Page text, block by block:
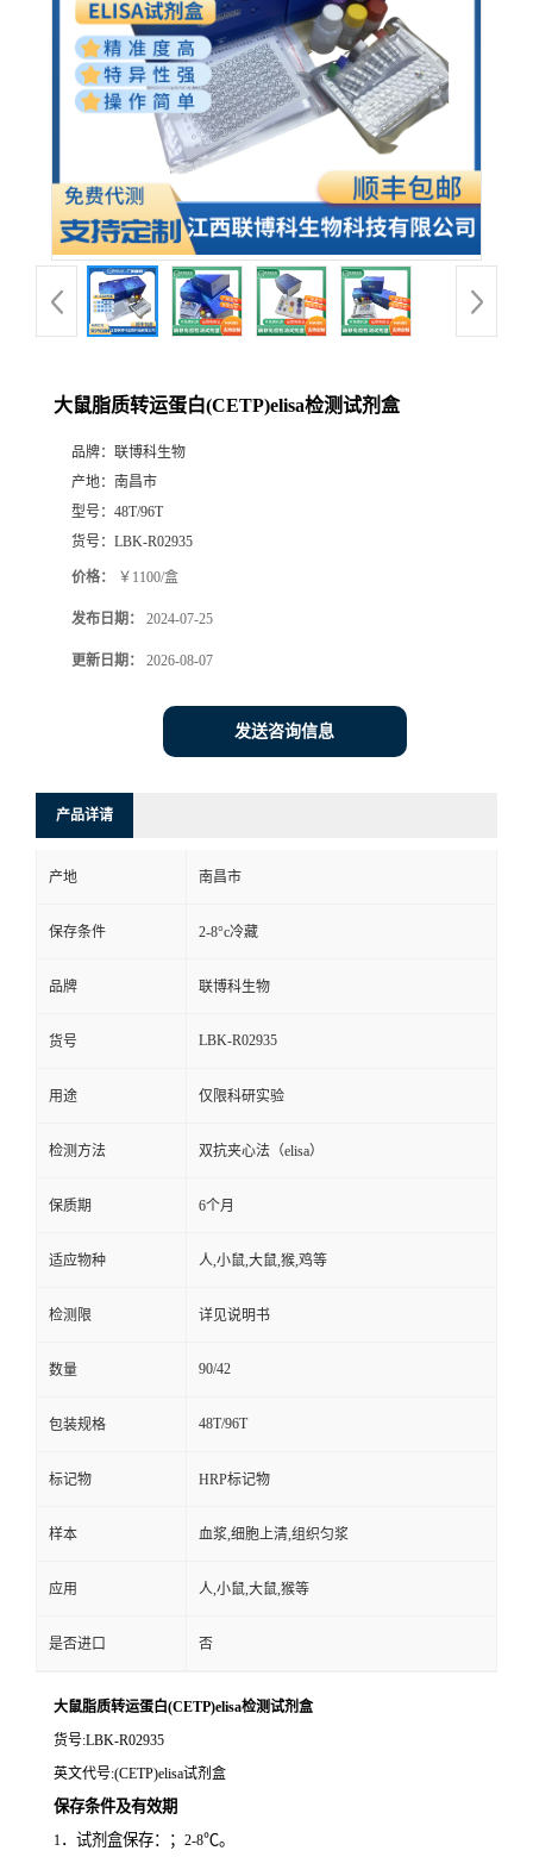
大鼠脂质转运蛋白(CETP)elisa检测试剂盒
品牌： 联博科生物
产地： 南昌市
型号： 48T/96T
货号： LBK-R02935
价格： ￥1100/盒
发布日期： 2024-07-25
更新日期： 2026-08-07
发送咨询信息
产品详请
产地 南昌市
保存条件 2-8°c冷藏
品牌 联博科生物
货号 LBK-R02935
用途 仅限科研实验
检测方法 双抗夹心法（elisa）
保质期 6个月
适应物种 人,小鼠,大鼠,猴,鸡等
检测限 详见说明书
数量 90/42
包装规格 48T/96T
标记物 HRP标记物
样本 血浆,细胞上清,组织匀浆
应用 人,小鼠,大鼠,猴等
是否进口 否
大鼠脂质转运蛋白(CETP)elisa检测试剂盒
货号:LBK-R02935
英文代号:(CETP)elisa试剂盒
保存条件及有效期
1．试剂盒保存：； 2-8℃。